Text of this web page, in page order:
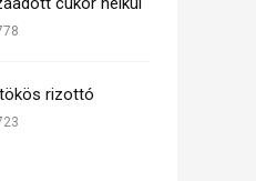
rizottó